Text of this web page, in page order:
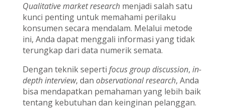
Qualitative market researchmenjadi salah satu
kunci penting untuk memahami perilaku
konsumen secara mendalam. Melalui metode
ini, Anda dapat menggali informasi yang tidak
terungkap dari data numerik semata.
Dengan teknik seperti focus group discussion, in-
depth interview, dan observational research, Anda
bisa mendapatkan pemahaman yang lebih baik
tentang kebutuhan dan keinginan pelanggan.